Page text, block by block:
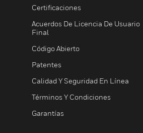
Certificaciones
Acuerdos De Licencia De Usuario
Final
Código Abierto
Patentes
Calidad Y Seguridad En Línea
Términos Y Condiciones
Garantías